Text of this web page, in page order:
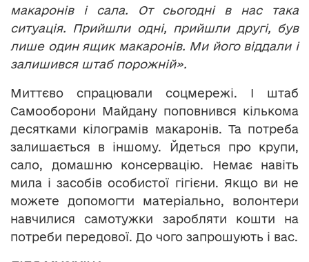
макаронів і сала. От сьогодні в нас така
ситуація. Прийшли одні, прийшли другі, був
лише один ящик макаронів. Ми його віддали і
залишився штаб порожній».
Миттєво спрацювали соцмережі. І штаб
Самооборони Майдану поповнився кількома
десятками кілограмів макаронів. Та потреба
залишається в іншому. Йдеться про крупи,
сало, домашню консервацію. Немає навіть
мила і засобів особистої гігієни. Якщо ви не
можете допомогти матеріально, волонтери
навчилися самотужки заробляти кошти на
потреби передової. До чого запрошують і вас.